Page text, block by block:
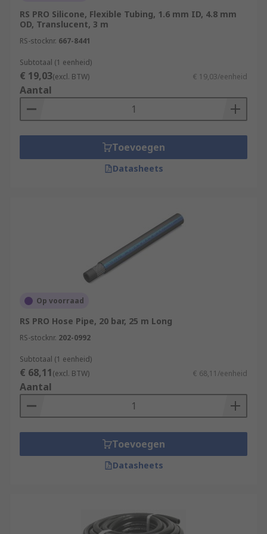
RS PRO Silicone, Flexible Tubing, 1.6 mm ID, 4.8 mm
OD, Translucent, 3 m
RS-stocknr. 667-8441
Subtotaal (1 eenheid)
€ 19,03(excl. BTW) € 19,03/eenheid
Aantal
Toevoegen
Datasheets
Op voorraad
RS PRO Hose Pipe, 20 bar, 25 m Long
RS-stocknr. 202-0992
Subtotaal (1 eenheid)
€ 68,11(excl. BTW) € 68,11/eenheid
Aantal
Toevoegen
Datasheets